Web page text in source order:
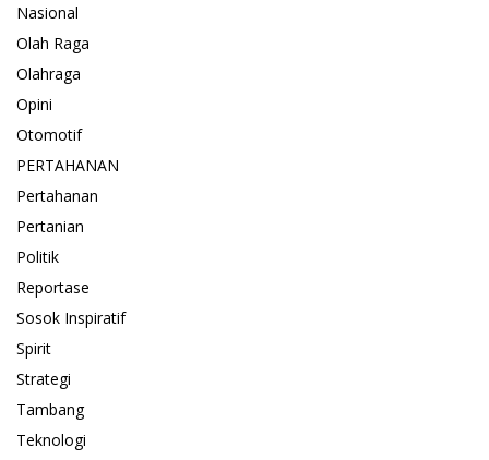
Nasional
Olah Raga
Olahraga
Opini
Otomotif
PERTAHANAN
Pertahanan
Pertanian
Politik
Reportase
Sosok Inspiratif
Spirit
Strategi
Tambang
Teknologi